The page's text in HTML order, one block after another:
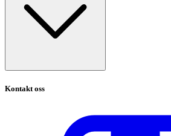
Kontakt oss